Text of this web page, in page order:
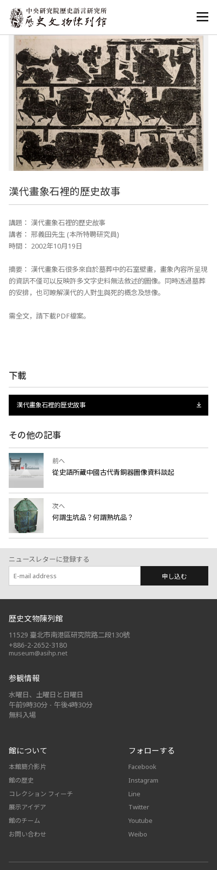
:::
:::
漢代畫象石裡的歷史故事
講題： 漢代畫象石裡的歷史故事
講者： 邢義田先生 (本所特聘研究員)
時間： 2002年10月19日
摘要： 漢代畫象石很多來自於墓葬中的石室壁畫，畫象內容所呈現
的資訊不僅可以反映許多文字史料無法敘述的圖像。同時透過墓葬
的安排，也可瞭解漢代的人對生與死的概念及想像。
​需全文，請下載PDF檔案。
下載
漢代畫象石裡的歷史故事
その他の記事
前へ
從史語所藏中國古代青銅器圖像資料談起
次へ
何謂生坑品？何謂熟坑品？
ニュースレターに登録する
申し込む
:::
歷史文物陳列館
11529 臺北市南港區研究院路二段130號
+886-2-2652-3180
museum@asihp.net
参観情報
水曜日、土曜日と日曜日
午前9時30分 - 午後4時30分
無料入場
館について
本館簡介影片
館の歴史
コレクション フィーチ
展示アイデア
館のチーム
お問い合わせ
フォローする
Facebook
Instagram
Line
Twitter
Youtube
Weibo